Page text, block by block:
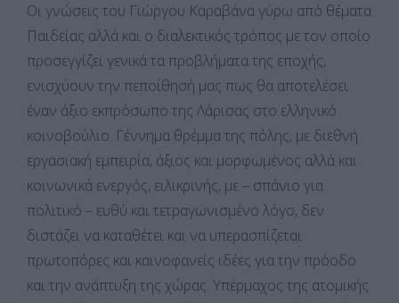
Οι γνώσεις του Γιώργου Καραβάνα γύρω από θέματα
Παιδείας αλλά και ο διαλεκτικός τρόπος με τον οποίο
προσεγγίζει γενικά τα προβλήματα της εποχής,
ενισχύουν την πεποίθησή μας πως θα αποτελέσει
έναν άξιο εκπρόσωπο της Λάρισας στο ελληνικό
κοινοβούλιο. Γέννημα θρέμμα της πόλης, με διεθνή
εργασιακή εμπειρία, άξιος και μορφωμένος αλλά και
κοινωνικά ενεργός, ειλικρινής, με – σπάνιο για
πολιτικό – ευθύ και τετραγωνισμένο λόγο, δεν
διστάζει να καταθέτει και να υπερασπίζεται
πρωτοπόρες και καινοφανείς ιδέες για την πρόοδο
και την ανάπτυξη της χώρας. Υπέρμαχος της ατομικής